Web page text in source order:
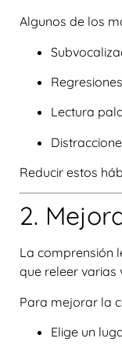
Algunos de los
Regresiones
Lectura
Reducir estos
2.
La comprensión
que releer varias
Para mejorar la
Elige un